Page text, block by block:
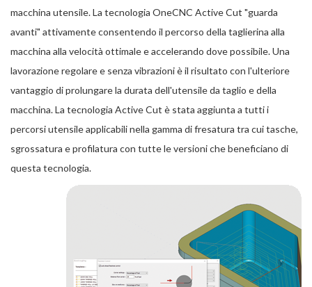
macchina utensile. La tecnologia OneCNC Active Cut "guarda
avanti" attivamente consentendo il percorso della taglierina alla
macchina alla velocità ottimale e accelerando dove possibile. Una
lavorazione regolare e senza vibrazioni è il risultato con l'ulteriore
vantaggio di prolungare la durata dell'utensile da taglio e della
macchina. La tecnologia Active Cut è stata aggiunta a tutti i
percorsi utensile applicabili nella gamma di fresatura tra cui tasche,
sgrossatura e profilatura con tutte le versioni che beneficiano di
questa tecnologia.